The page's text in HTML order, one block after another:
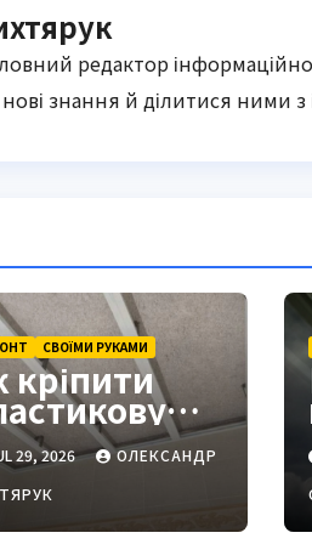
редактор
знання й ділитися ними
СВОЇМИ РУКАМИ
кріпити
на
повна
новачків і
29, 2026
ОЛЕКСАНДР